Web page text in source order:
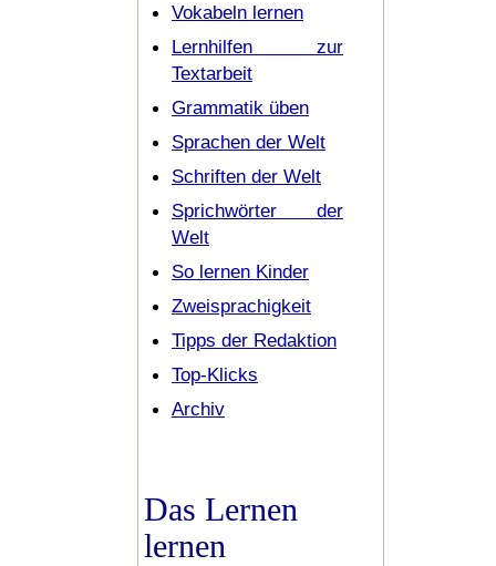
Vokabeln lernen
Lernhilfen zur
Textarbeit
Grammatik üben
Sprachen der Welt
Schriften der Welt
Sprichwörter der
Welt
So lernen Kinder
Zweisprachigkeit
Tipps der Redaktion
Top-Klicks
Archiv
Das Lernen
lernen